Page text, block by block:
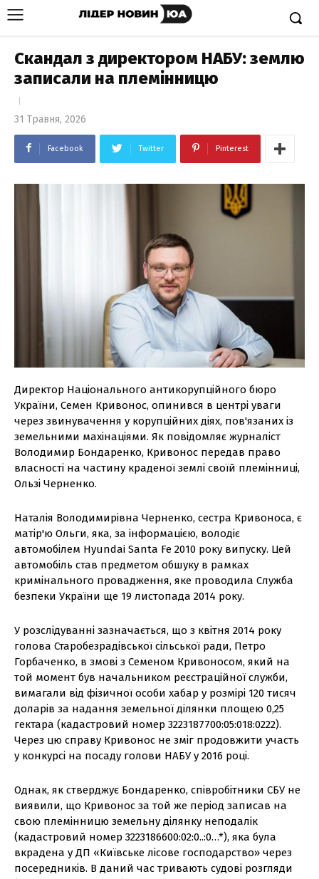
Скандал з директором НАБУ: землю
записали на племінницю
31 Травня, 2026
Facebook Twitter Pinterest
Директор Національного антикорупційного бюро
України, Семен Кривонос, опинився в центрі уваги
через звинувачення у корупційних діях, пов'язаних із
земельними махінаціями. Як повідомляє журналіст
Володимир Бондаренко, Кривонос передав право
власності на частину краденої землі своїй племінниці,
Ользі Черненко.
Наталія Володимирівна Черненко, сестра Кривоноса, є
матір'ю Ольги, яка, за інформацією, володіє
автомобілем Hyundai Santa Fe 2010 року випуску. Цей
автомобіль став предметом обшуку в рамках
кримінального провадження, яке проводила Служба
безпеки України ще 19 листопада 2014 року.
У розслідуванні зазначається, що з квітня 2014 року
голова Старобезрадівської сільської ради, Петро
Горбаченко, в змові з Семеном Кривоносом, який на
той момент був начальником реєстраційної служби,
вимагали від фізичної особи хабар у розмірі 120 тисяч
доларів за надання земельної ділянки площею 0,25
гектара (кадастровий номер 3223187700:05:018:0222).
Через цю справу Кривонос не зміг продовжити участь
у конкурсі на посаду голови НАБУ у 2016 році.
Однак, як стверджує Бондаренко, співробітники СБУ не
виявили, що Кривонос за той же період записав на
свою племінницю земельну ділянку неподалік
(кадастровий номер 3223186600:02:0..:0…*), яка була
вкрадена у ДП «Київське лісове господарство» через
посередників. В даний час тривають судові розгляди